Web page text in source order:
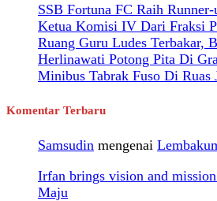
SSB Fortuna FC Raih
Ketua Komisi IV Dari Fraksi
Ruang Guru Ludes Terbakar,
Herlinawati Potong Pita Di
Minibus Tabrak Fuso Di Ruas
Komentar Terbaru
Samsudin mengenai
Irfan brings vision and
Maju